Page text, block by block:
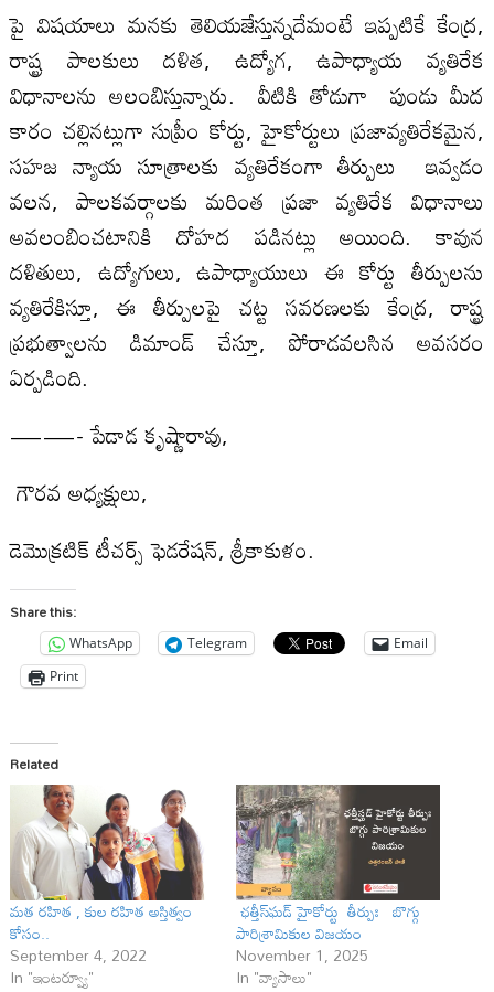
పై విషయాలు మనకు తెలియజేస్తున్నదేమంటే ఇప్పటికే కేంద్ర,
రాష్ట్ర పాలకులు దళిత, ఉద్యోగ, ఉపాధ్యాయ వ్యతిరేక
విధానాలను అలంబిస్తున్నారు. వీటికి తోడుగా పుండు మీద
కారం చల్లినట్లుగా సుప్రీం కోర్టు, హైకోర్టులు ప్రజావ్యతిరేకమైన,
సహజ న్యాయ సూత్రాలకు వ్యతిరేకంగా తీర్పులు ఇవ్వడం
వలన, పాలకవర్గాలకు మరింత ప్రజా వ్యతిరేక విధానాలు
అవలంబించటానికి దోహద పడినట్లు అయింది. కావున
దళితులు, ఉద్యోగులు, ఉపాధ్యాయులు ఈ కోర్టు తీర్పులను
వ్యతిరేకిస్తూ, ఈ తీర్పులపై చట్ట సవరణలకు కేంద్ర, రాష్ట్ర
ప్రభుత్వాలను డిమాండ్ చేస్తూ, పోరాడవలసిన అవసరం
ఏర్పడింది.
——- పేడాడ కృష్ణారావు,
గౌరవ అధ్యక్షులు,
డెమొక్రటిక్ టీచర్స్ ఫెడరేషన్, శ్రీకాకుళం.
Share this:
WhatsApp Telegram
Email
Print
Related
మత రహిత , కుల రహిత అస్తిత్వం
కోసం..
September 4, 2022
In "ఇంటర్వ్యూ"
ఛత్తీస్‌ఘడ్ హైకోర్టు తీర్పుః బొగ్గు
పారిశ్రామికుల విజయం
November 1, 2025
In "వ్యాసాలు"